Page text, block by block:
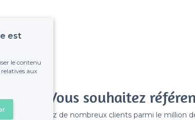
Vous souhaitez
Gagnez de nombreux clients parmi le million
est
le contenu
aux